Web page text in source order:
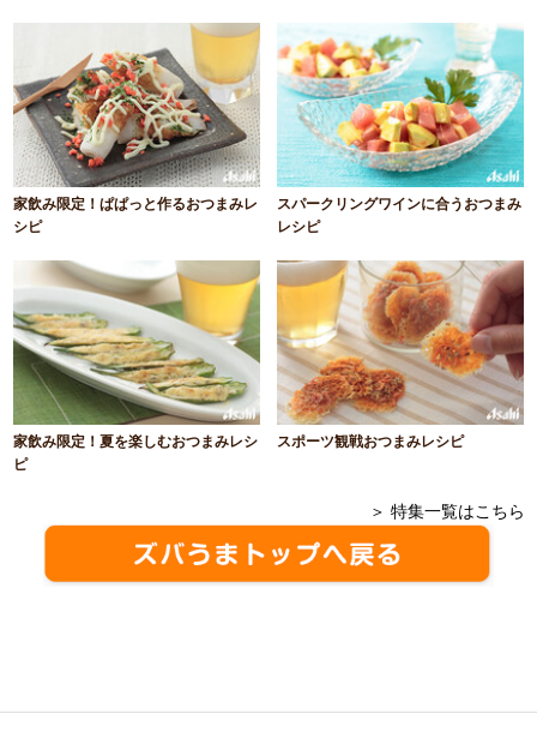
家飲み限定！ぱぱっと作るおつまみレ
シピ
スパークリングワインに合うおつまみ
レシピ
家飲み限定！夏を楽しむおつまみレシ
ピ
スポーツ観戦おつまみレシピ
＞ 特集一覧はこちら